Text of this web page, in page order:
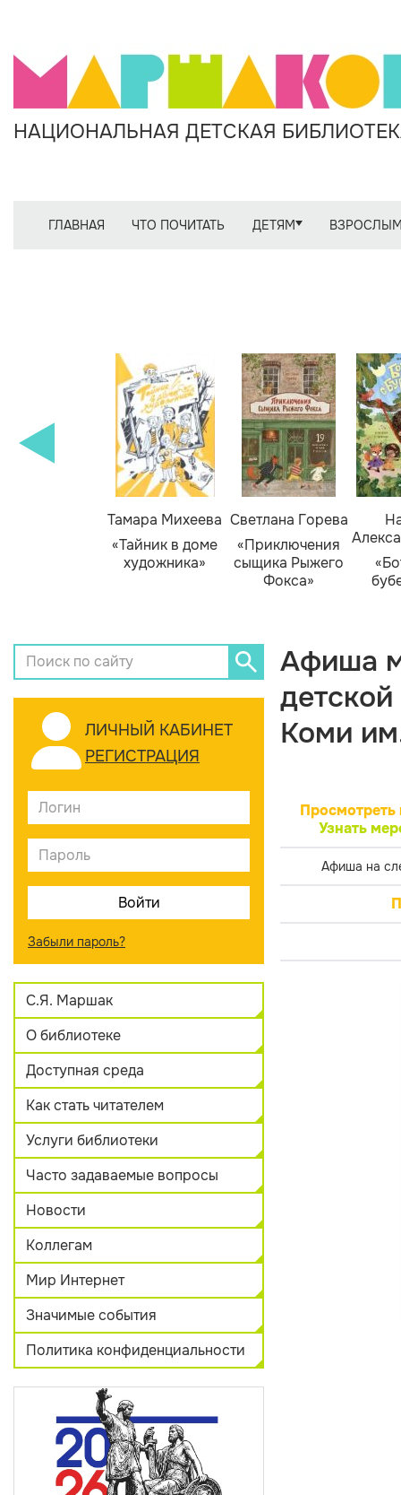
НАЦИОНАЛЬНАЯ ДЕТСКАЯ
ГЛАВНАЯ ЧТО ПОЧИТАТЬ ДЕТЯМ
Тамара Михеева
«Тайник в доме
художника»
Светлана Горева
«Приключения
сыщика Рыжего
Фокса»
ЛИЧНЫЙ КАБИНЕТ
РЕГИСТРАЦИЯ
Забыли пароль?
С.Я. Маршак
О библиотеке
Доступная среда
Как стать читателем
Услуги библиотеки
Часто задаваемые вопросы
Новости
Коллегам
Мир Интернет
Значимые события
Политика конфиденциальности
Афиша
Коми
Просмотреть
Узнать
Афиша на